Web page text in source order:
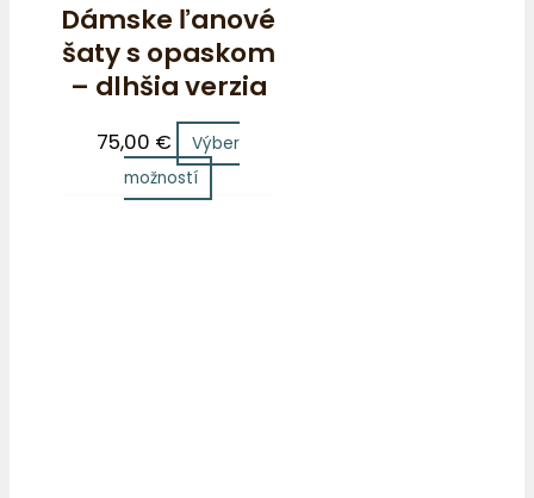
Dámske ľanové
šaty s opaskom
– dlhšia verzia
75,00 €
Výber
možností